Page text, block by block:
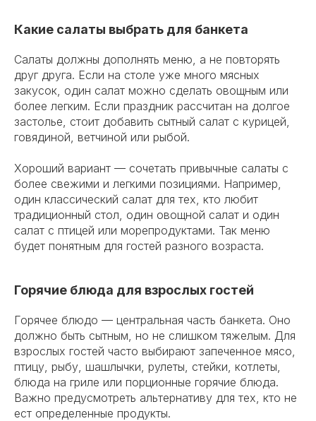
Какие салаты выбрать для банкета
Салаты должны дополнять меню, а не повторять
друг друга. Если на столе уже много мясных
закусок, один салат можно сделать овощным или
более легким. Если праздник рассчитан на долгое
застолье, стоит добавить сытный салат с курицей,
говядиной, ветчиной или рыбой.
Хороший вариант — сочетать привычные салаты с
более свежими и легкими позициями. Например,
один классический салат для тех, кто любит
традиционный стол, один овощной салат и один
салат с птицей или морепродуктами. Так меню
будет понятным для гостей разного возраста.
Горячие блюда для взрослых гостей
Горячее блюдо — центральная часть банкета. Оно
должно быть сытным, но не слишком тяжелым. Для
взрослых гостей часто выбирают запеченное мясо,
птицу, рыбу, шашлычки, рулеты, стейки, котлеты,
блюда на гриле или порционные горячие блюда.
Важно предусмотреть альтернативу для тех, кто не
ест определенные продукты.